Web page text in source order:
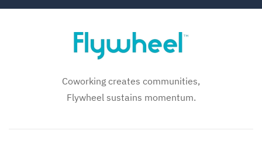
Coworking creates communities,
Flywheel sustains momentum.